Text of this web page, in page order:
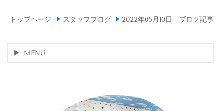
トップページ スタッフブログ 2022年05月10日 ブログ記事
MENU